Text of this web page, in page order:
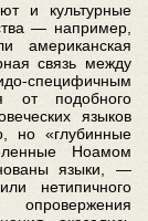
и культурные
— например,
американская
связь между
специфичным
от подобного
языков
но «глубинные
Ноамом
языки, —
нетипичного